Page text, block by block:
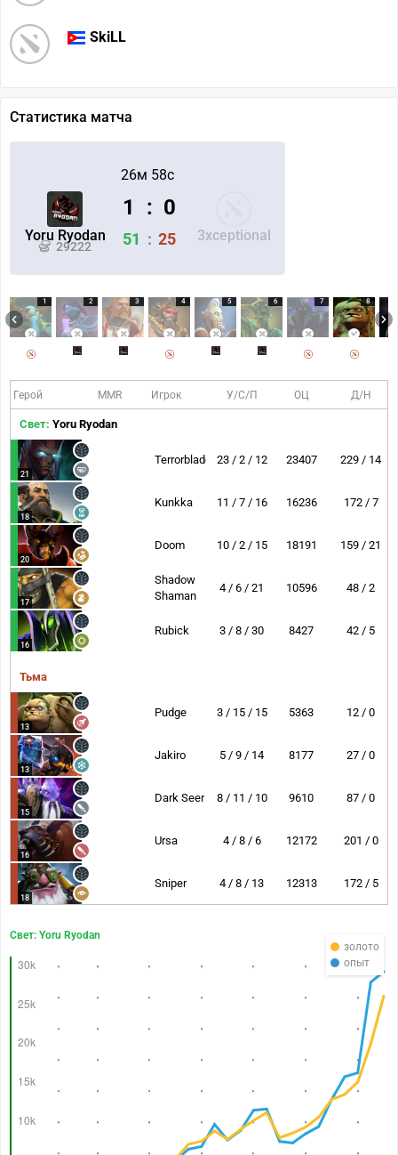
SkiLL
Статистика матча
26м 58с
Yoru Ryodan
29222
3xceptional
1 : 0
51 : 25
1 2 3 4 5 6 7 8
Герой MMR Игрок У/С/П ОЦ Д/Н
Свет: Yoru Ryodan
21
Terrorblade 23 / 2 / 12 23407 229 / 14
18
Kunkka 11 / 7 / 16 16236 172 / 7
20
Doom 10 / 2 / 15 18191 159 / 21
17
Shadow
Shaman
4 / 6 / 21 10596 48 / 2
16
Rubick 3 / 8 / 30 8427 42 / 5
Тьма
13
Pudge 3 / 15 / 15 5363 12 / 0
13
Jakiro 5 / 9 / 14 8177 27 / 0
15
Dark Seer 8 / 11 / 10 9610 87 / 0
16
Ursa 4 / 8 / 6 12172 201 / 0
18
Sniper 4 / 8 / 13 12313 172 / 5
золото
опыт
Свет: Yoru Ryodan